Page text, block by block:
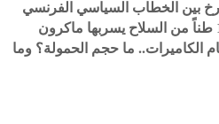
بين الخطاب السياسي الفرنسي
الكاميرات.. ما حجم الحمولة؟ وما